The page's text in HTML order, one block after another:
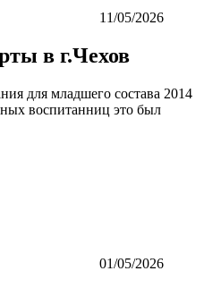
11/05/2026
в г.Чехов
для младшего состава 2014
воспитанниц это был
01/05/2026